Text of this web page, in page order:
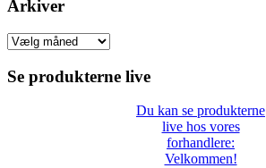
Arkiver
Arkiver
Se produkterne live
Du kan se produkterne
live hos vores
forhandlere:
Velkommen!